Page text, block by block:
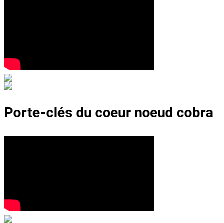
Porte-clés du coeur noeud cobra